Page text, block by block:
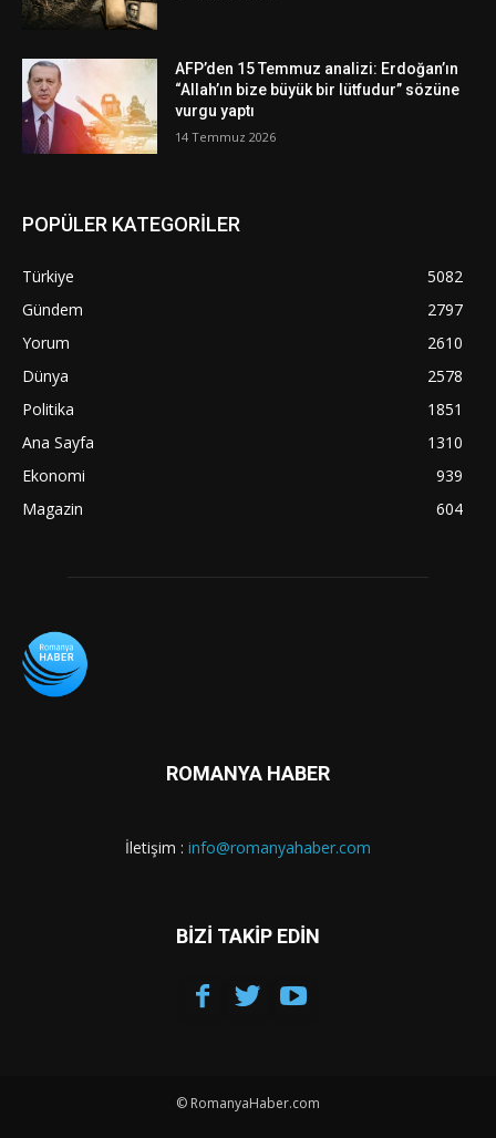
AFP’den 15 Temmuz analizi: Erdoğan’ın
“Allah’ın bize büyük bir lütfudur” sözüne
vurgu yaptı
14 Temmuz 2026
POPÜLER KATEGORİLER
Türkiye
5082
Gündem
2797
Yorum
2610
Dünya
2578
Politika
1851
Ana Sayfa
1310
Ekonomi
939
Magazin
604
ROMANYA HABER
İletişim : info@romanyahaber.com
BİZİ TAKİP EDİN
© RomanyaHaber.com